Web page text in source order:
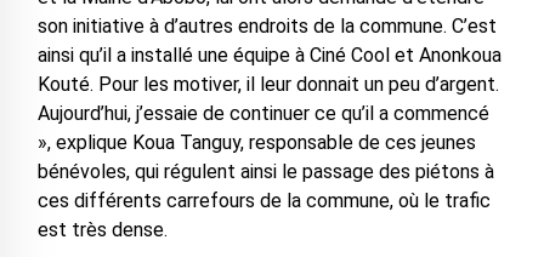
son initiative à d’autres endroits de la commune. C’est
ainsi qu’il a installé une équipe à Ciné Cool et Anonkoua
Kouté. Pour les motiver, il leur donnait un peu d’argent.
Aujourd’hui, j’essaie de continuer ce qu’il a commencé
», explique Koua Tanguy, responsable de ces jeunes
bénévoles, qui régulent ainsi le passage des piétons à
ces différents carrefours de la commune, où le trafic
est très dense.